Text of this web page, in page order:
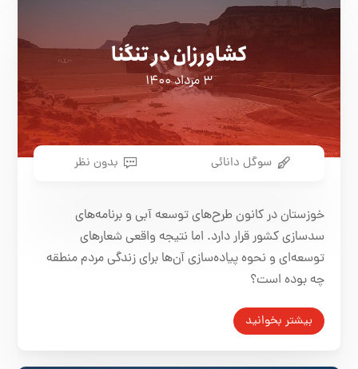
کشاورزان در تنگنا
۳ مرداد ۱۴۰۰
سوگل دانائی بدون نظر
خوزستان در کانون طرح‌های توسعه آبی و برنامه‌های
سدسازی کشور قرار دارد. اما نتیجه واقعی شعارهای
توسعه‌ای و نحوه پیاده‌سازی آن‌ها برای زندگی مردم منطقه
چه بوده است؟
بیشتر بخوانید